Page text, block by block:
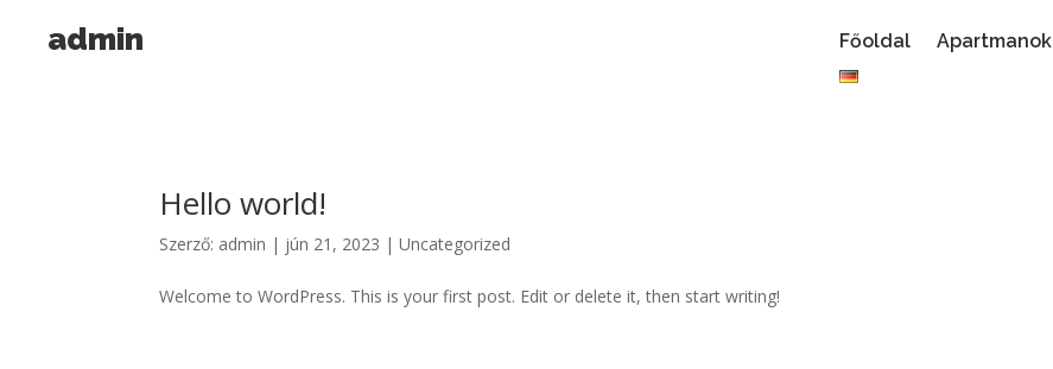
admin Főoldal Apartmanok
Hello world!
Szerző: admin | jún 21, 2023 |Uncategorized
Welcome to WordPress. This is your first post. Edit or delete it, then start writing!